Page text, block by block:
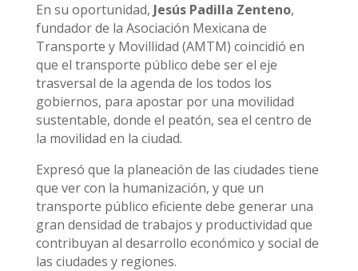
En su oportunidad, Jesús Padilla Zenteno,
fundador de la Asociación Mexicana de
Transporte y Movillidad (AMTM) coincidió en
que el transporte público debe ser el eje
trasversal de la agenda de los todos los
gobiernos, para apostar por una movilidad
sustentable, donde el peatón, sea el centro de
la movilidad en la ciudad.
Expresó que la planeación de las ciudades tiene
que ver con la humanización, y que un
transporte público eficiente debe generar una
gran densidad de trabajos y productividad que
contribuyan al desarrollo económico y social de
las ciudades y regiones.